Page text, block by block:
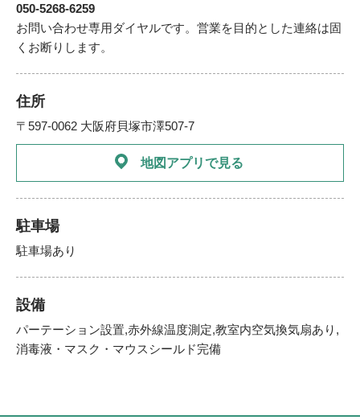
050-5268-6259
お問い合わせ専用ダイヤルです。営業を目的とした連絡は固
くお断りします。
住所
〒597-0062 大阪府貝塚市澤507-7
地図アプリで見る
駐車場
駐車場あり
設備
パーテーション設置,赤外線温度測定,教室内空気換気扇あり,
消毒液・マスク・マウスシールド完備